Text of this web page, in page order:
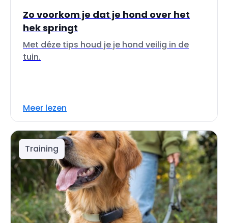
Zo voorkom je dat je hond over het
hek springt
Met déze tips houd je je hond veilig in de
tuin.
Meer lezen
Training